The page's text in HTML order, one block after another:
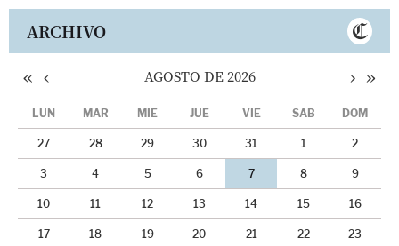
ARCHIVO
« ‹ AGOSTO DE 2026 › »
LUN MAR MIÉ JUE VIE SÁB DOM
27 28 29 30 31 1 2
3 4 5 6 7 8 9
10 11 12 13 14 15 16
17 18 19 20 21 22 23